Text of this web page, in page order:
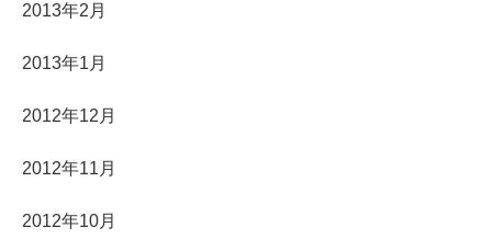
2013年2月
2013年1月
2012年12月
2012年11月
2012年10月